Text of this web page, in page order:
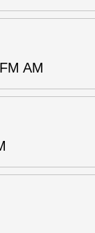
AM